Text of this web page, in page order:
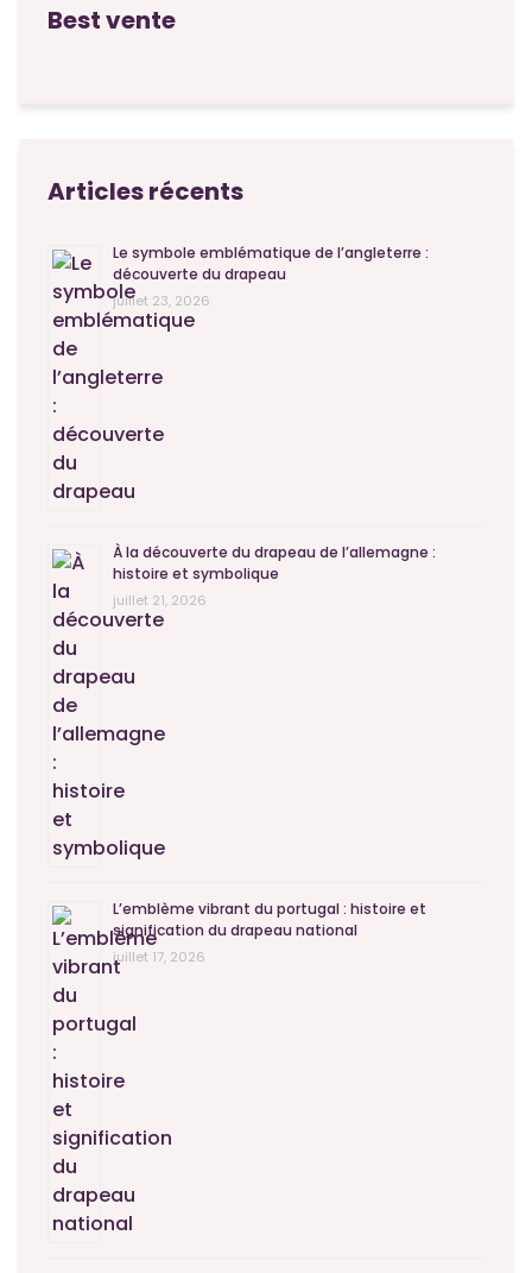
Best vente
Articles récents
Le symbole emblématique de l’angleterre :
découverte du drapeau
juillet 23, 2026
À la découverte du drapeau de l’allemagne :
histoire et symbolique
juillet 21, 2026
L’emblème vibrant du portugal : histoire et
signification du drapeau national
juillet 17, 2026